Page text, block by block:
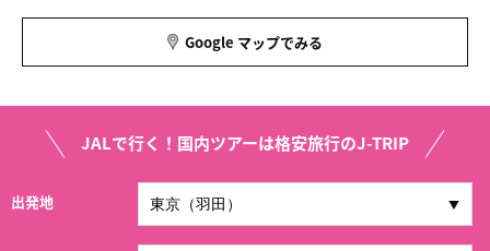
Google マップでみる
JALで行く！国内ツアーは格安旅行のJ-TRIP
出発地